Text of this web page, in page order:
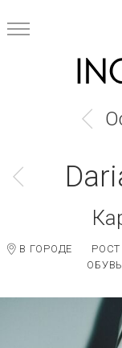
В ГОРОДЕ РОСТ
ОБУВЬ